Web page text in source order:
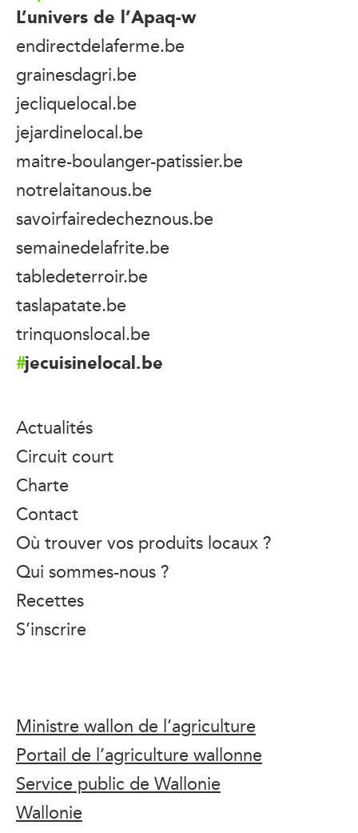
L’univers de l’Apaq-w
endirectdelaferme.be
grainesdagri.be
jecliquelocal.be
jejardinelocal.be
maitre-boulanger-patissier.be
notrelaitanous.be
savoirfairedecheznous.be
semainedelafrite.be
tabledeterroir.be
taslapatate.be
trinquonslocal.be
jecuisinelocal.be
Actualités
Circuit court
Charte
Contact
Où trouver vos produits locaux ?
Qui sommes-nous ?
Recettes
S’inscrire
Ministre wallon de l’agriculture
Portail de l’agriculture wallonne
Service public de Wallonie
Wallonie